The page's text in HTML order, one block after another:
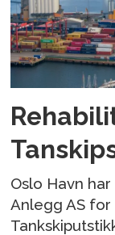
Oslo Havn
Anlegg AS